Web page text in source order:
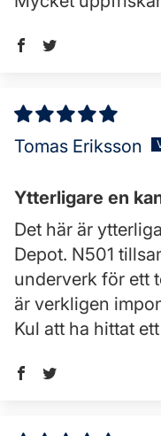
Tomas Eriksson
Ytterligare en
Det här är
Depot. N501
underverk för ett
är verkligen
Kul att ha hittat